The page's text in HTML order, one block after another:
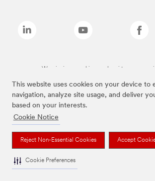
This website uses cookies on your device to
navigation, analyze site usage, and deliver
based on your interests.
Cookie Notice
Reject Non-Essential Cookies Accept
Cookie Preferences
Wymienione marki są znakami towarowymi